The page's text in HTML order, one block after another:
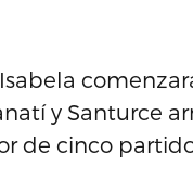
y Santurce
de cinco